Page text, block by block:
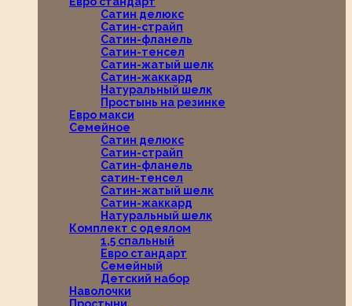
Сатин делюкс
Сатин-страйп
Сатин-фланель
Сатин-тенсел
Сатин-жатый шелк
Сатин-жаккард
Натуральный шелк
Простынь на резинке
Евро макси
Семейное
Сатин делюкс
Сатин-страйп
Сатин-фланель
сатин-тенсел
Сатин-жатый шелк
Сатин-жаккард
Натуральный шелк
Комплект с одеялом
1,5 спальный
Евро стандарт
Семейный
Детский набор
Наволочки